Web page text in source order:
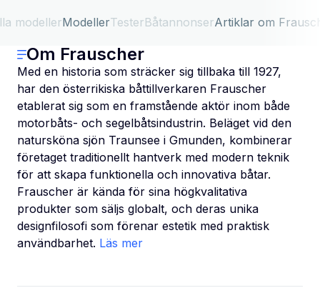
modellerModellerTesterBåtannonserArtiklar om
Om Frauscher
Med en historia som sträcker sig tillbaka till 1927,
har den österrikiska båttillverkaren Frauscher
etablerat sig som en framstående aktör inom både
motorbåts- och segelbåtsindustrin. Beläget vid den
natursköna sjön Traunsee i Gmunden, kombinerar
företaget traditionellt hantverk med modern teknik
för att skapa funktionella och innovativa båtar.
Frauscher är kända för sina högkvalitativa
produkter som säljs globalt, och deras unika
designfilosofi som förenar estetik med praktisk
användbarhet. Läs mer